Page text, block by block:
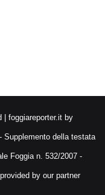
foggiareporter.it by
Supplemento della testata
Foggia n. 532/2007 -
by our partner